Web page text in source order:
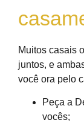
Muitos casais
juntos, e
você ora pelo
Peça a
vocês;